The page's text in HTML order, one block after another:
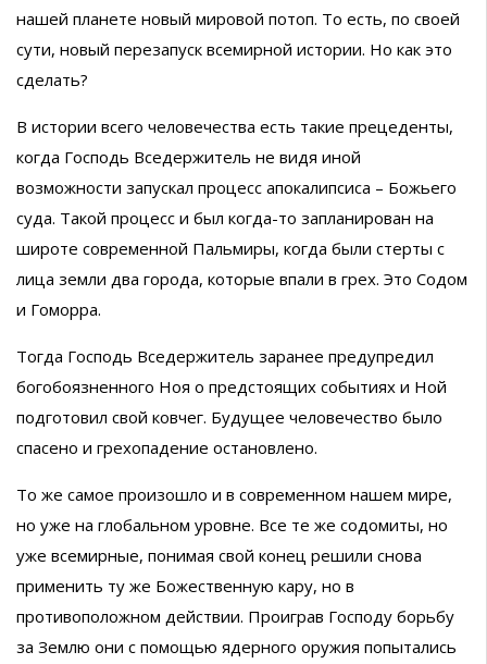
нашей планете новый мировой потоп. То есть, по своей
сути, новый перезапуск всемирной истории. Но как это
сделать?
В истории всего человечества есть такие прецеденты,
когда Господь Вседержитель не видя иной
возможности запускал процесс апокалипсиса – Божьего
суда. Такой процесс и был когда-то запланирован на
широте современной Пальмиры, когда были стерты с
лица земли два города, которые впали в грех. Это Содом
и Гоморра.
Тогда Господь Вседержитель заранее предупредил
богобоязненного Ноя о предстоящих событиях и Ной
подготовил свой ковчег. Будущее человечество было
спасено и грехопадение остановлено.
То же самое произошло и в современном нашем мире,
но уже на глобальном уровне. Все те же содомиты, но
уже всемирные, понимая свой конец решили снова
применить ту же Божественную кару, но в
противоположном действии. Проиграв Господу борьбу
за Землю они с помощью ядерного оружия попытались